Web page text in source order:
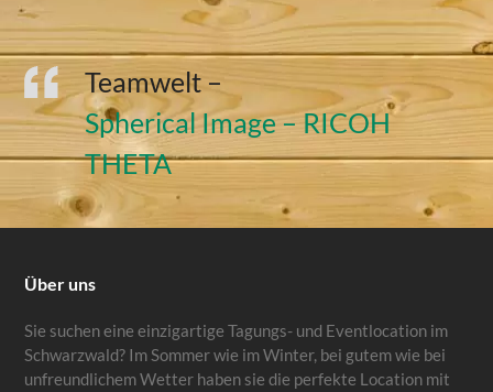
Teamwelt –
Spherical Image – RICOH
THETA
Über uns
Sie suchen eine einzigartige Tagungs- und Eventlocation im
Schwarzwald? Im Sommer wie im Winter, bei gutem wie bei
unfreundlichem Wetter haben sie die perfekte Location mit